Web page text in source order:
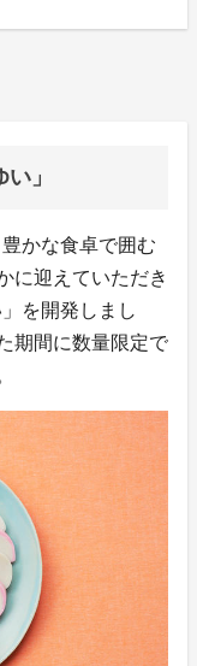
」
かな食卓で囲む
に迎えていただき
を開発しまし
期間に数量限定で